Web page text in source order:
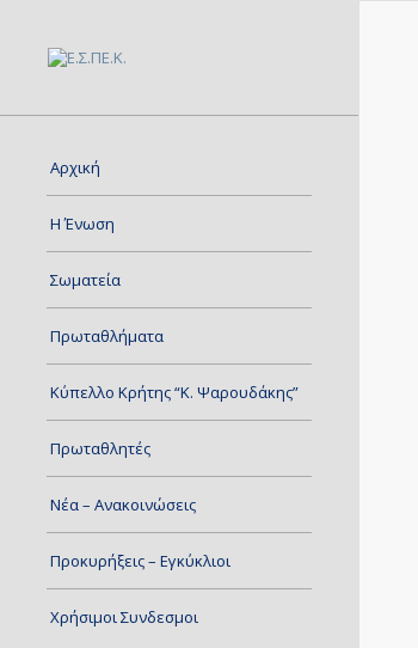
Αρχική
Η Ένωση
Σωματεία
Πρωταθλήματα
Κύπελλο Κρήτης “Κ. Ψαρουδάκης”
Πρωταθλητές
Νέα – Ανακοινώσεις
Προκυρήξεις – Εγκύκλιοι
Χρήσιμοι Συνδεσμοι